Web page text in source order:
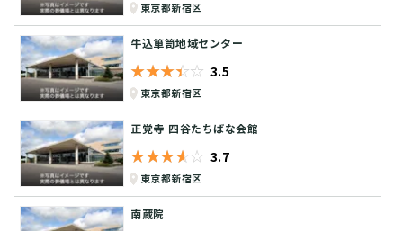
東京都新宿区
牛込箪笥地域センター
★★★★★
☆☆☆☆☆ 3.5
東京都新宿区
正覚寺 四谷たちばな会館
★★★★★
☆☆☆☆☆ 3.7
東京都新宿区
南蔵院